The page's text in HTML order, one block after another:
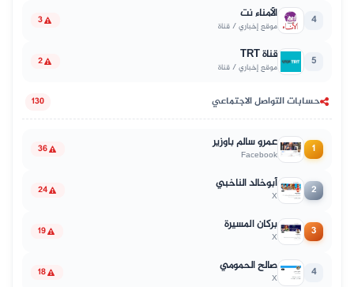
4 الأمناء نت
موقع إخباري / قناة 3
5 قناة TRT
موقع إخباري / قناة 2
حسابات التواصل الاجتماعي 130
1 عمرو سالم باوزير
Facebook
36
2 أبوخالد الناخبي
X
24
3 بركان المسيرة
X
19
4 صالح الحمومي
X
18